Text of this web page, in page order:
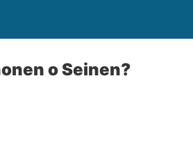
o Seinen?